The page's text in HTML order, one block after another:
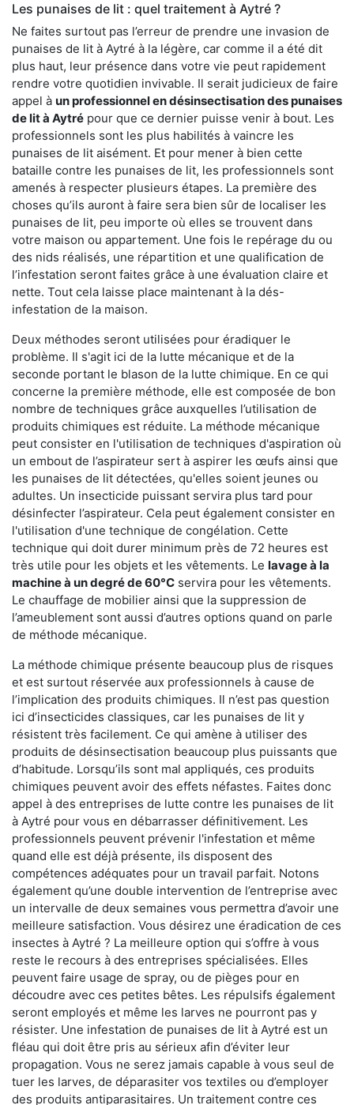
Les punaises de lit : quel traitement à Aytré ?
Ne faites surtout pas l’erreur de prendre une invasion de
punaises de lit à Aytré à la légère, car comme il a été dit
plus haut, leur présence dans votre vie peut rapidement
rendre votre quotidien invivable. Il serait judicieux de faire
appel à un professionnel en désinsectisation des punaises
de lit à Aytré pour que ce dernier puisse venir à bout. Les
professionnels sont les plus habilités à vaincre les
punaises de lit aisément. Et pour mener à bien cette
bataille contre les punaises de lit, les professionnels sont
amenés à respecter plusieurs étapes. La première des
choses qu’ils auront à faire sera bien sûr de localiser les
punaises de lit, peu importe où elles se trouvent dans
votre maison ou appartement. Une fois le repérage du ou
des nids réalisés, une répartition et une qualification de
l’infestation seront faites grâce à une évaluation claire et
nette. Tout cela laisse place maintenant à la dés-
infestation de la maison.
Deux méthodes seront utilisées pour éradiquer le
problème. Il s'agit ici de la lutte mécanique et de la
seconde portant le blason de la lutte chimique. En ce qui
concerne la première méthode, elle est composée de bon
nombre de techniques grâce auxquelles l’utilisation de
produits chimiques est réduite. La méthode mécanique
peut consister en l'utilisation de techniques d'aspiration où
un embout de l’aspirateur sert à aspirer les œufs ainsi que
les punaises de lit détectées, qu'elles soient jeunes ou
adultes. Un insecticide puissant servira plus tard pour
désinfecter l’aspirateur. Cela peut également consister en
l'utilisation d'une technique de congélation. Cette
technique qui doit durer minimum près de 72 heures est
très utile pour les objets et les vêtements. Le lavage à la
machine à un degré de 60°C servira pour les vêtements.
Le chauffage de mobilier ainsi que la suppression de
l’ameublement sont aussi d’autres options quand on parle
de méthode mécanique.
La méthode chimique présente beaucoup plus de risques
et est surtout réservée aux professionnels à cause de
l’implication des produits chimiques. Il n’est pas question
ici d’insecticides classiques, car les punaises de lit y
résistent très facilement. Ce qui amène à utiliser des
produits de désinsectisation beaucoup plus puissants que
d’habitude. Lorsqu’ils sont mal appliqués, ces produits
chimiques peuvent avoir des effets néfastes. Faites donc
appel à des entreprises de lutte contre les punaises de lit
à Aytré pour vous en débarrasser définitivement. Les
professionnels peuvent prévenir l'infestation et même
quand elle est déjà présente, ils disposent des
compétences adéquates pour un travail parfait. Notons
également qu’une double intervention de l’entreprise avec
un intervalle de deux semaines vous permettra d’avoir une
meilleure satisfaction. Vous désirez une éradication de ces
insectes à Aytré ? La meilleure option qui s’offre à vous
reste le recours à des entreprises spécialisées. Elles
peuvent faire usage de spray, ou de pièges pour en
découdre avec ces petites bêtes. Les répulsifs également
seront employés et même les larves ne pourront pas y
résister. Une infestation de punaises de lit à Aytré est un
fléau qui doit être pris au sérieux afin d’éviter leur
propagation. Vous ne serez jamais capable à vous seul de
tuer les larves, de déparasiter vos textiles ou d’employer
des produits antiparasitaires. Un traitement contre ces